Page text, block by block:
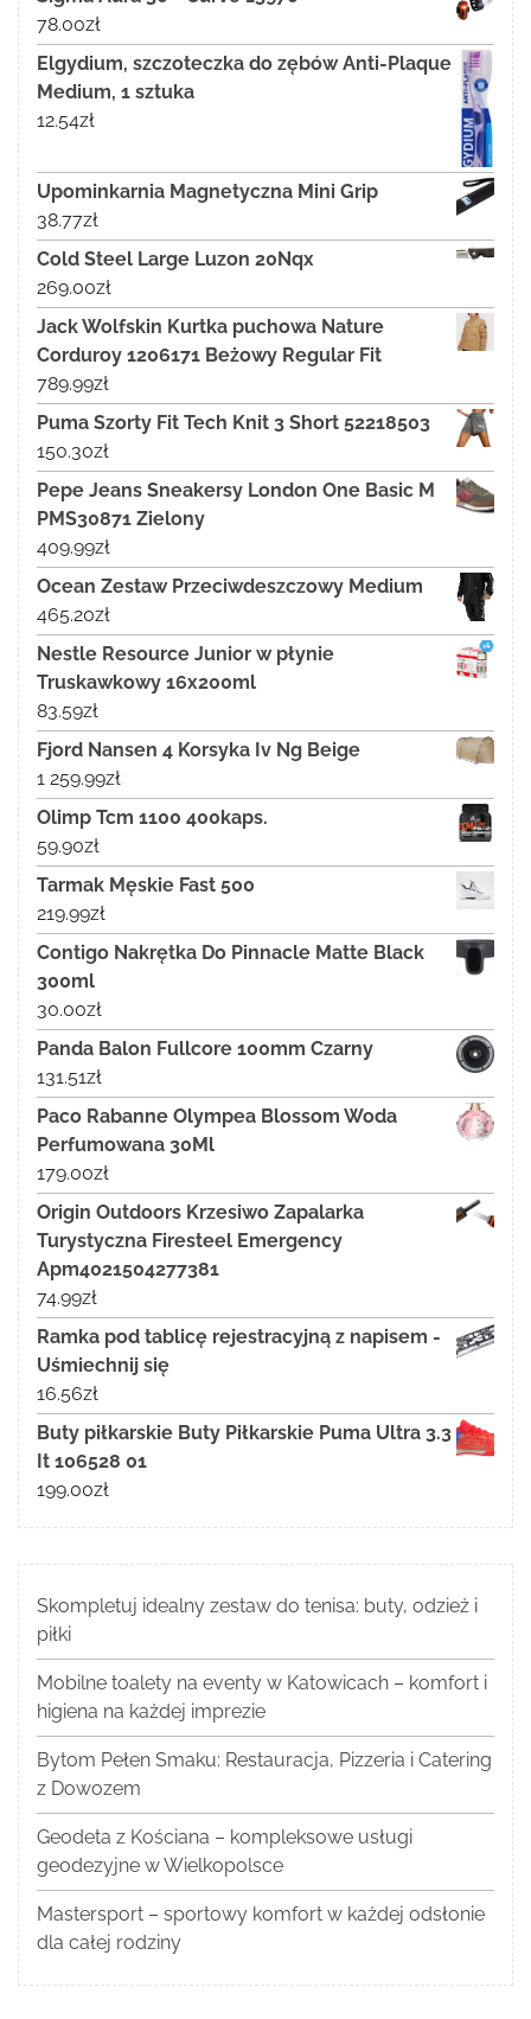
78.00zł
Elgydium, szczoteczka do zębów Anti-Plaque
Medium, 1 sztuka
12.54zł
Upominkarnia Magnetyczna Mini Grip
38.77zł
Cold Steel Large Luzon 20Nqx
269.00zł
Jack Wolfskin Kurtka puchowa Nature
Corduroy 1206171 Beżowy Regular Fit
789.99zł
Puma Szorty Fit Tech Knit 3 Short 52218503
150.30zł
Pepe Jeans Sneakersy London One Basic M
PMS30871 Zielony
409.99zł
Ocean Zestaw Przeciwdeszczowy Medium
465.20zł
Nestle Resource Junior w płynie
Truskawkowy 16x200ml
83.59zł
Fjord Nansen 4 Korsyka Iv Ng Beige
1 259.99zł
Olimp Tcm 1100 400kaps.
59.90zł
Tarmak Męskie Fast 500
219.99zł
Contigo Nakrętka Do Pinnacle Matte Black
300ml
30.00zł
Panda Balon Fullcore 100mm Czarny
131.51zł
Paco Rabanne Olympea Blossom Woda
Perfumowana 30Ml
179.00zł
Origin Outdoors Krzesiwo Zapalarka
Turystyczna Firesteel Emergency
Apm4021504277381
74.99zł
Ramka pod tablicę rejestracyjną z napisem -
Uśmiechnij się
16.56zł
Buty piłkarskie Buty Piłkarskie Puma Ultra 3.3
It 106528 01
199.00zł
Skompletuj idealny zestaw do tenisa: buty, odzież i
piłki
Mobilne toalety na eventy w Katowicach – komfort i
higiena na każdej imprezie
Bytom Pełen Smaku: Restauracja, Pizzeria i Catering
z Dowozem
Geodeta z Kościana – kompleksowe usługi
geodezyjne w Wielkopolsce
Mastersport – sportowy komfort w każdej odsłonie
dla całej rodziny